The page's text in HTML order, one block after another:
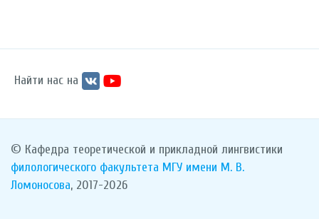
Найти нас на
© Кафедра теоретической и прикладной лингвистики
филологического факультета МГУ имени М. В.
Ломоносова, 2017-2026